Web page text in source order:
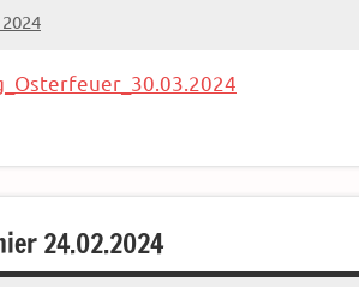
24.02.2024